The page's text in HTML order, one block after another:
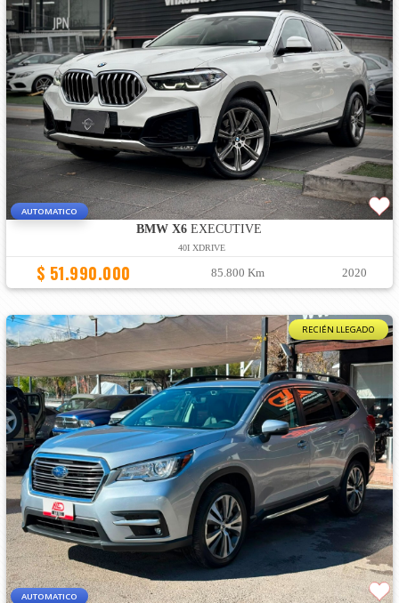
AUTOMATICO
BMW X6 EXECUTIVE
40I XDRIVE
$ 51.990.000 85.800 Km 2020
RECIÉN LLEGADO
AUTOMATICO